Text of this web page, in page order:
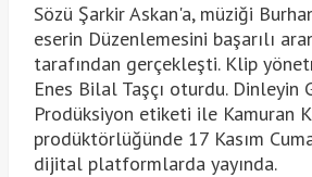
Sözü Şarkir Askan'a, müziği
eserin Düzenlemesini başarılı
tarafından gerçekleşti. Klip
Enes Bilal Taşçı oturdu. Dinleyin
Prodüksiyon etiketi ile Kamuran
prodüktörlüğünde 17 Kasım
dijital platformlarda yayında.